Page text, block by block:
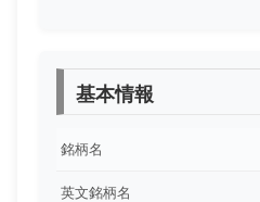
基本情報
銘柄名
英文銘柄名